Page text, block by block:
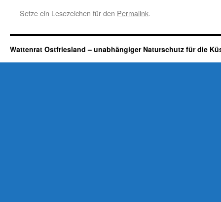
Setze ein Lesezeichen für den Permalink.
Wattenrat Ostfriesland – unabhängiger Naturschutz für die